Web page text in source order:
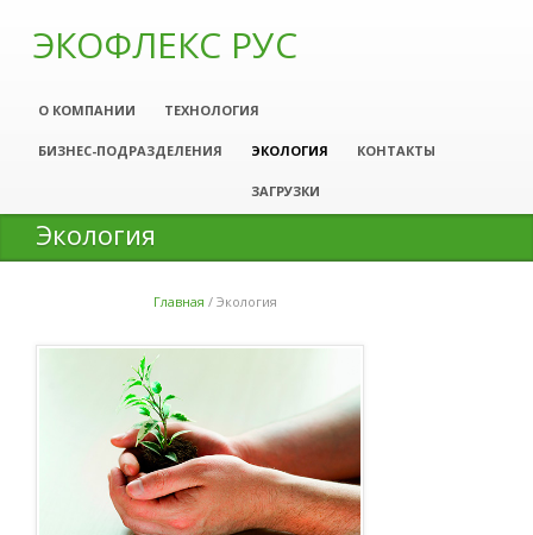
ЭКОФЛЕКС РУС
О КОМПАНИИ ТЕХНОЛОГИЯ
БИЗНЕС-ПОДРАЗДЕЛЕНИЯ ЭКОЛОГИЯ КОНТАКТЫ
ЗАГРУЗКИ
Экология
Главная / Экология